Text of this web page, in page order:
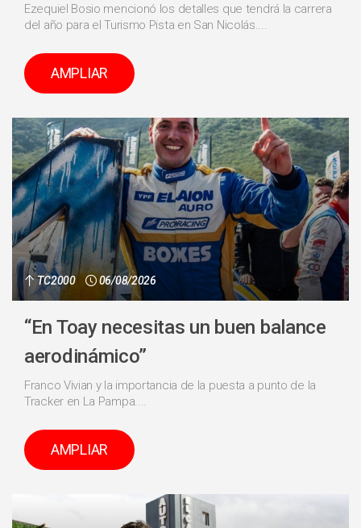
Ezequiel Bosio mencionó los detalles que tendrá la carrera
del año para el Turismo Pista en San Nicolás....
AMPLIAR
TC2000 06/08/2026
“En Toay necesitas un buen balance
aerodinámico”
Franco Vivian y la importancia de la puesta a punto de la
Tracker en La Pampa....
AMPLIAR